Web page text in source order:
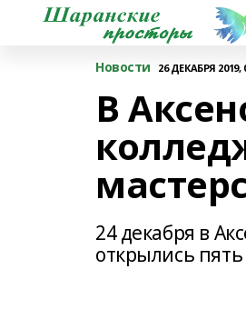
Новости 26 ДЕКАБРЯ 2019,
В
24 декабря в
открылись